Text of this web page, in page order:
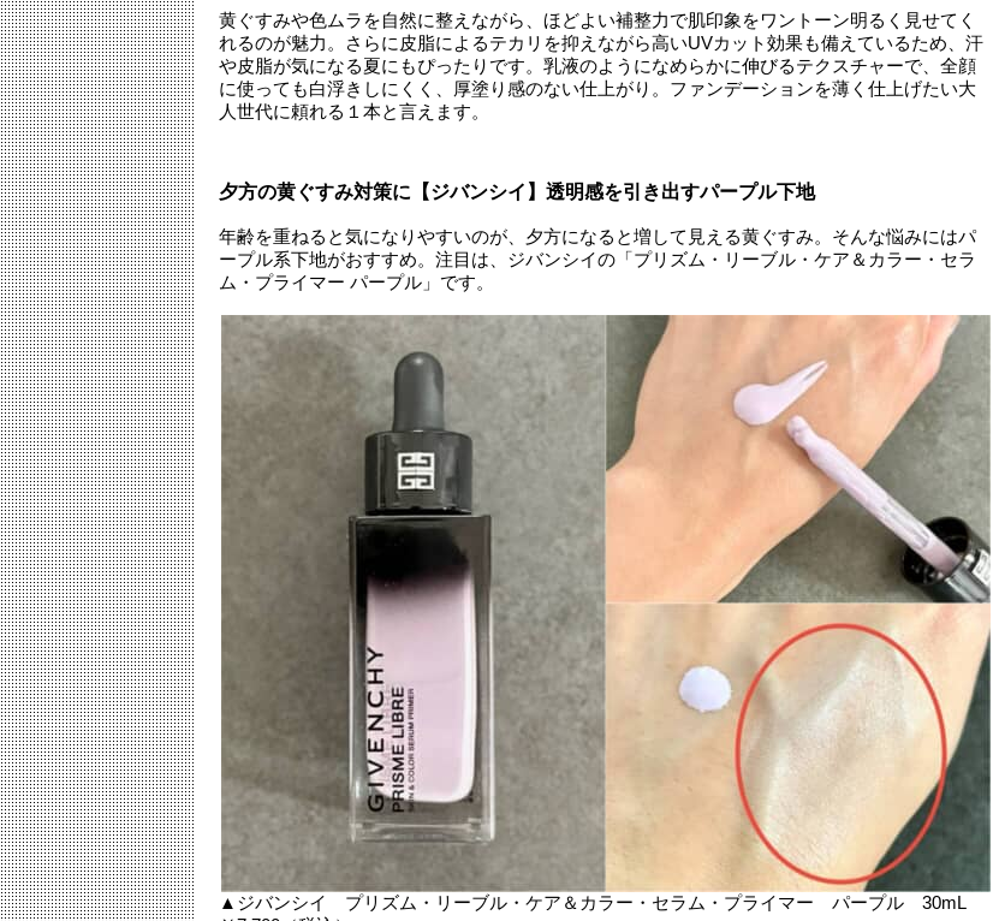
黄ぐすみや色ムラを自然に整えながら、ほどよい補整力で肌印象をワントーン明るく見せてく
れるのが魅力。さらに皮脂によるテカリを抑えながら高いUVカット効果も備えているため、汗
や皮脂が気になる夏にもぴったりです。乳液のようになめらかに伸びるテクスチャーで、全顔
に使っても白浮きしにくく、厚塗り感のない仕上がり。ファンデーションを薄く仕上げたい大
人世代に頼れる１本と言えます。
夕方の黄ぐすみ対策に【ジバンシイ】透明感を引き出すパープル下地
年齢を重ねると気になりやすいのが、夕方になると増して見える黄ぐすみ。そんな悩みにはパ
ープル系下地がおすすめ。注目は、ジバンシイの「プリズム・リーブル・ケア＆カラー・セラ
ム・プライマー パープル」です。
▲ジバンシイ プリズム・リーブル・ケア＆カラー・セラム・プライマー パープル 30mL